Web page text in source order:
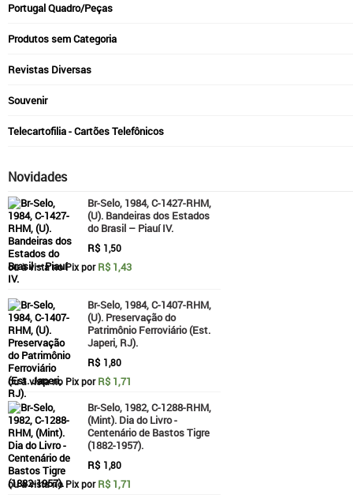
Portugal Quadro/Peças
Produtos sem Categoria
Revistas Diversas
Souvenir
Telecartofilia - Cartões Telefônicos
Novidades
Br-Selo, 1984, C-1427-RHM,
(U). Bandeiras dos Estados
do Brasil – Piauí IV.
R$ 1,50
ou à vista no Pix porR$ 1,43
Br-Selo, 1984, C-1407-RHM,
(U). Preservação do
Patrimônio Ferroviário (Est.
Japeri, RJ).
R$ 1,80
ou à vista no Pix porR$ 1,71
Br-Selo, 1982, C-1288-RHM,
(Mint). Dia do Livro -
Centenário de Bastos Tigre
(1882-1957).
R$ 1,80
ou à vista no Pix porR$ 1,71